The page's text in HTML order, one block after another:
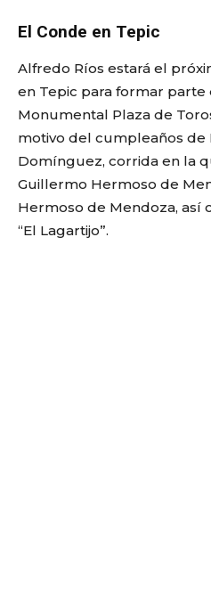
El Conde en Tepic
Alfredo Ríos estará el
en Tepic para formar parte
Monumental Plaza de
motivo del cumpleaños de
Domínguez, corrida en la
Guillermo Hermoso de
Hermoso de Mendoza, así
“El Lagartijo”.